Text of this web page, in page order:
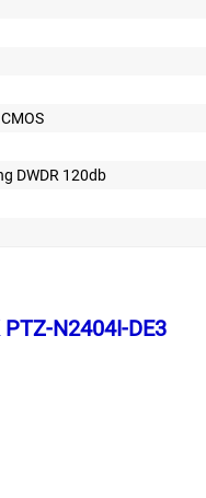
DWDR 120db
N2404I-DE3